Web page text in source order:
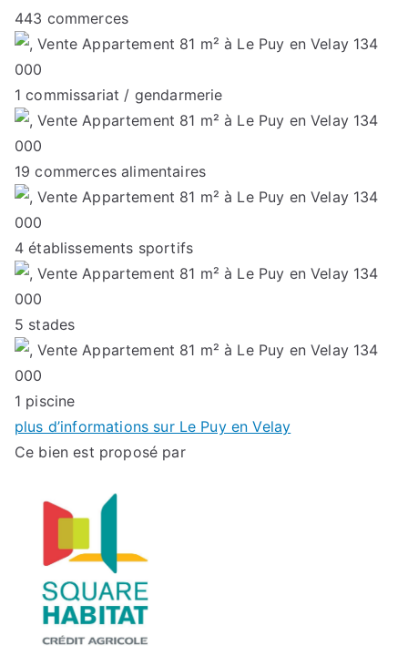
443 commerces
1commissariat / gendarmerie
19commerces alimentaires
4établissements sportifs
5 stades
1 piscine
plus d’informations sur Le Puy en Velay
Ce bien est proposé par